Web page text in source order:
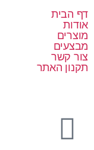
דף הבית
אודות
מוצרים
מבצעים
צור קשר
תקנון האתר